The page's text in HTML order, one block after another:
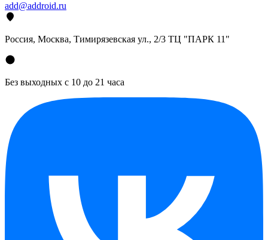
add@addroid.ru
Россия, Москва, Тимирязевская ул., 2/3 ТЦ "ПАРК 11"
Без выходных с 10 до 21 часа